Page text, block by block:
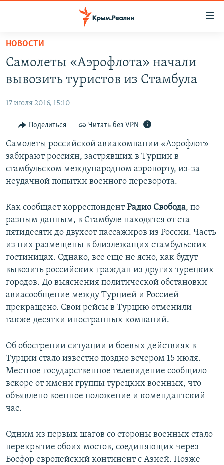
Вернуться
основному
содержанию
навигации
Вернутся
поиску
КАРТА ВОЕННЫХ ОБЪЕКТОВ КРЫМА
11 ЛЕТ ОККУПАЦИИ КРЫМА. 11 ИСТОРИЙ СОПРОТИВЛЕНИЯ
ИСТОРИЯ
ЕЩЕ
ИНТЕРАКТИВ
ИНФОГРАФИКА
ТЕЛЕПРОЕКТ КРЫМ.РЕАЛИИ
ПРОПАВШИЕ БЕЗ ВЕСТИ
ПОБЕДИТЕЛЕЙ НЕ СУДЯТ?
КРЫМ.НЕПОКОРЕННЫЙ
ELIFBE
УКРАИНСКАЯ ПРОБЛЕМА КРЫМА
РАДІО СВОБОДА
КАК ОБОЙТИ БЛОКИРОВКУ
Українською
Qırımtatar
ПРИСОЕДИНЯЙТЕСЬ!
Все сайты RFE/RL
НОВОСТИ
Самолеты «Аэрофлота» начали
вывозить туристов из Стамбула
17 июля 2016, 15:10
Поделиться Читать без VPN
Самолеты российской авиакомпании «Аэрофлот»
забирают россиян, застрявших в Турции в
стамбульском международном аэропорту, из-за
неудачной попытки военного переворота.
Как сообщает корреспондентРадио Свобода, по
разным данным, в Стамбуле находятся от ста
пятидесяти до двухсот пассажиров из России. Часть
из них размещены в близлежащих стамбульских
гостиницах. Однако, все еще не ясно, как будут
вывозить российских граждан из других турецких
городов. До выяснения политической обстановки
авиасообщение между Турцией и Россией
прекращено. Свои рейсы в Турцию отменили
также десятки иностранных компаний.
Об обострении ситуации и боевых действиях в
Турции стало известно поздно вечером 15 июля.
Местное государственное телевидение сообщило
вскоре от имени группы турецких военных, что
объявлено военное положение и комендантский
час.
Одним из первых шагов со стороны военных стало
перекрытие обоих мостов, соединяющих через
Босфор европейский континент с Азией. Позже